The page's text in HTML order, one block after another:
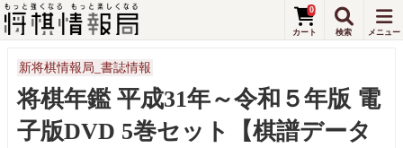
0
新将棋情報局_書誌情報
将棋年鑑 平成31年～令和５年版 電
子版DVD 5巻セット【棋譜データ